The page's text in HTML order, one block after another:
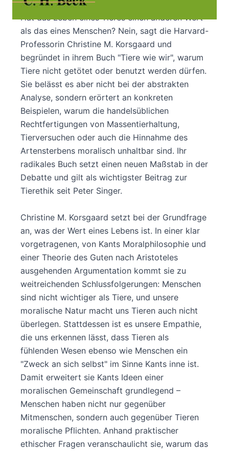
Hat das Leben eines Tieres einen anderen Wert
als das eines Menschen? Nein, sagt die Harvard-
Professorin Christine M. Korsgaard und
begründet in ihrem Buch "Tiere wie wir", warum
Tiere nicht getötet oder benutzt werden dürfen.
Sie belässt es aber nicht bei der abstrakten
Analyse, sondern erörtert an konkreten
Beispielen, warum die handelsüblichen
Rechtfertigungen von Massentierhaltung,
Tierversuchen oder auch die Hinnahme des
Artensterbens moralisch unhaltbar sind. Ihr
radikales Buch setzt einen neuen Maßstab in der
Debatte und gilt als wichtigster Beitrag zur
Tierethik seit Peter Singer.
Christine M. Korsgaard setzt bei der Grundfrage
an, was der Wert eines Lebens ist. In einer klar
vorgetragenen, von Kants Moralphilosophie und
einer Theorie des Guten nach Aristoteles
ausgehenden Argumentation kommt sie zu
weitreichenden Schlussfolgerungen: Menschen
sind nicht wichtiger als Tiere, und unsere
moralische Natur macht uns Tieren auch nicht
überlegen. Stattdessen ist es unsere Empathie,
die uns erkennen lässt, dass Tieren als
fühlenden Wesen ebenso wie Menschen ein
"Zweck an sich selbst" im Sinne Kants inne ist.
Damit erweitert sie Kants Ideen einer
moralischen Gemeinschaft grundlegend –
Menschen haben nicht nur gegenüber
Mitmenschen, sondern auch gegenüber Tieren
moralische Pflichten. Anhand praktischer
ethischer Fragen veranschaulicht sie, warum das